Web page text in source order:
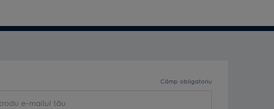
Câmp obligatoriu